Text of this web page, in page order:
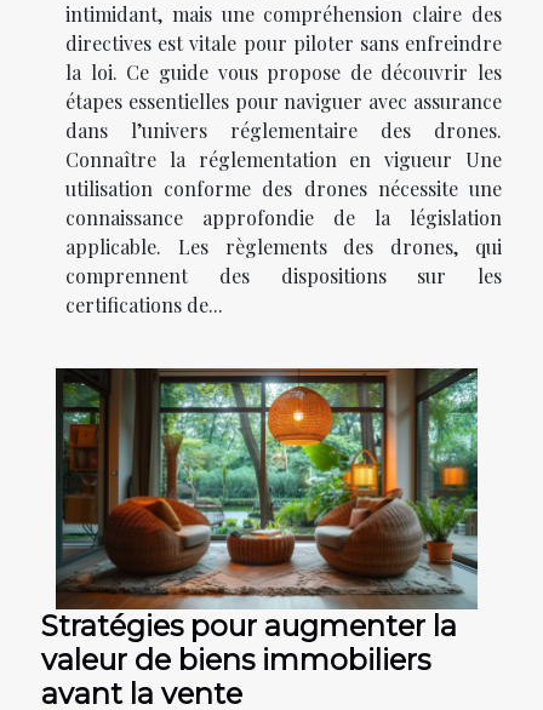
intimidant, mais une compréhension claire des
directives est vitale pour piloter sans enfreindre
la loi. Ce guide vous propose de découvrir les
étapes essentielles pour naviguer avec assurance
dans l’univers réglementaire des drones.
Connaître la réglementation en vigueur Une
utilisation conforme des drones nécessite une
connaissance approfondie de la législation
applicable. Les règlements des drones, qui
comprennent des dispositions sur les
certifications de...
Stratégies pour augmenter la
valeur de biens immobiliers
avant la vente